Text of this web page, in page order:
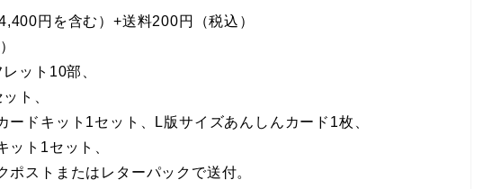
円を含む）+送料200円（税込）
ット10部、
ト、
ードキット1セット、L版サイズあんしんカード1枚、
ット1セット、
ストまたはレターパックで送付。